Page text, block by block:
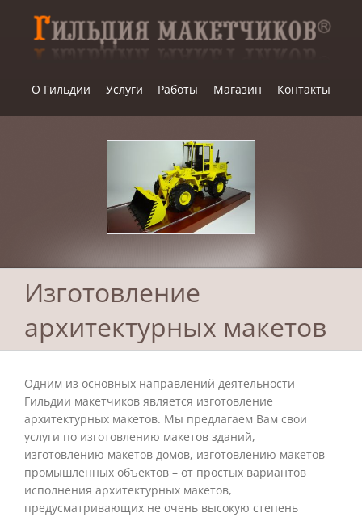
content
О Гильдии Услуги Работы Магазин Контакты
Изготовление
архитектурных макетов
Одним из основных направлений деятельности
Гильдии макетчиков является изготовление
архитектурных макетов. Мы предлагаем Вам свои
услуги по изготовлению макетов зданий,
изготовлению макетов домов, изготовлению макетов
промышленных объектов – от простых вариантов
исполнения архитектурных макетов,
предусматривающих не очень высокую степень